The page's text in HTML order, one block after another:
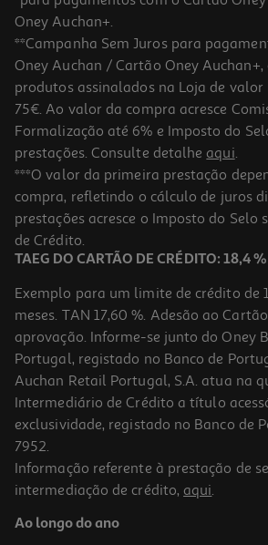
Oney Auchan+.
**Campanha Sem Juros para
Oney Auchan / Cartão Oney Auchan+,
produtos assinalados na Loja de
75€. Ao valor da compra acresce
Formalização até 6% e Imposto do
prestações. Consulte detalhe aqui.
***O valor da primeira prestação
compra, refletindo o cálculo de juros
prestações acresce o Imposto do Selo
de Crédito.
TAEG DO CARTÃO DE CRÉDITO: 18,4 %
Exemplo para um limite de crédito de
meses. TAN 17,60 %. Adesão ao
aprovação. Informe-se junto do Oney
Portugal, registado no Banco de
Auchan Retail Portugal, S.A. atua na
Intermediário de Crédito a título
exclusividade, registado no Banco de
7952.
Informação referente à prestação de
intermediação de crédito, aqui.
Ao longo do ano